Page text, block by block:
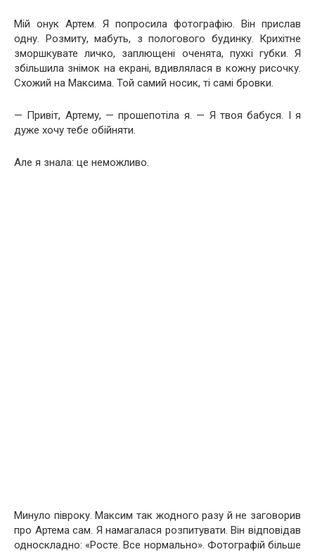
Мій онук Артем. Я попросила фотографію. Він прислав
одну. Розмиту, мабуть, з пологового будинку. Крихітне
зморшкувате личко, заплющені оченята, пухкі губки. Я
збільшила знімок на екрані, вдивлялася в кожну рисочку.
Схожий на Максима. Той самий носик, ті самі бровки.
— Привіт, Артему, — прошепотіла я. — Я твоя бабуся. І я
дуже хочу тебе обійняти.
Але я знала: це неможливо.
Минуло півроку. Максим так жодного разу й не заговорив
про Артема сам. Я намагалася розпитувати. Він відповідав
односкладно: «Росте. Все нормально». Фотографій більше